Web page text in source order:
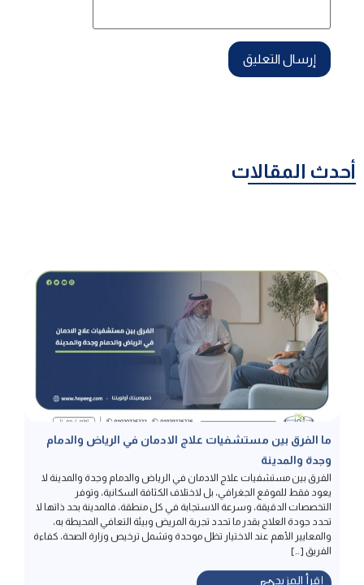
أحدث المقالات
ما الفرق بين مستشفيات علاج الادمان في الرياض والدمام
وجدة والمدينة
الفرق بين مستشفيات علاج الادمان في الرياض والدمام وجدة والمدينة لا
يعود فقط للموقع الجغرافي، بل لاختلاف الكثافة السكانية، وتوفر
تحدد جودة العلاج بقدر ما تحدد تجربة المريض وبيئة التعافي المحيطة به،
والمعايير الأهم عند الاختيار تظل موحدة وتشمل ترخيص وزارة الصحة، كفاءة
الفريق […]
إقرأ المزيد